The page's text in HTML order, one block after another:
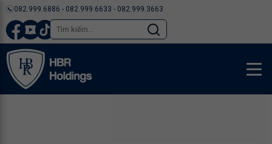
082.999.6886 - 082.999.6633 - 082.999.3663